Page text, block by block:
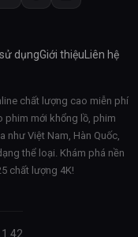
dụngGiới thiệu Liên hệ
chất lượng cao miễn phí
phim mới khổng lồ, phim
như Việt Nam, Hàn Quốc,
thể loại. Khám phá nền
chất lượng 4K!